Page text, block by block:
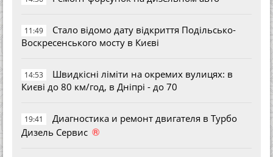
11:49
Стало відомо дату відкриття Подільсько-
Воскресенського мосту в Києві
14:53
Швидкісні ліміти на окремих вулицях: в
Києві до 80 км/год, в Дніпрі - до 70
19:41
Диагностика и ремонт двигателя в Турбо
Дизель Сервис ®